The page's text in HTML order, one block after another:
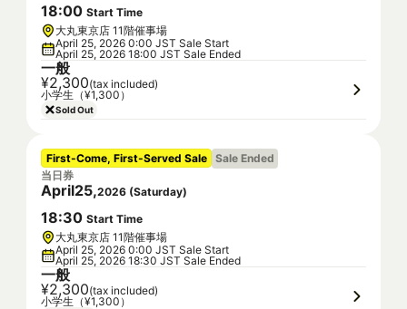
18:00 Start Time
大丸東京店 11階催事場
April 25, 2026 0:00 JST Sale Start
April 25, 2026 18:00 JST Sale Ended
一般
¥2,300(tax included)
小学生（¥1,300）
Sold Out
First-Come, First-Served Sale Sale Ended
当日券
April25,2026 (Saturday)
18:30 Start Time
大丸東京店 11階催事場
April 25, 2026 0:00 JST Sale Start
April 25, 2026 18:30 JST Sale Ended
一般
¥2,300(tax included)
小学生（¥1,300）